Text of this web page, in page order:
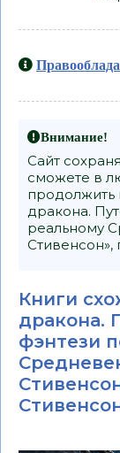
Внимание!
Сайт
сможете в
продолжить
дракона.
реальному
Стивенсон»,
Книги
дракона.
фэнтези